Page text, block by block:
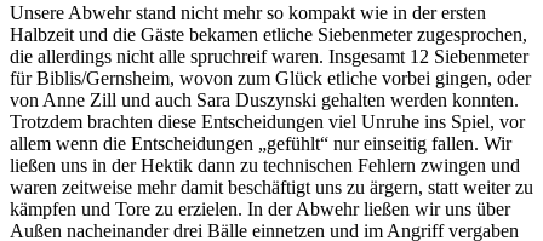
Unsere Abwehr stand nicht mehr so kompakt wie in der ersten
Halbzeit und die Gäste bekamen etliche Siebenmeter zugesprochen,
die allerdings nicht alle spruchreif waren. Insgesamt 12 Siebenmeter
für Biblis/Gernsheim, wovon zum Glück etliche vorbei gingen, oder
von Anne Zill und auch Sara Duszynski gehalten werden konnten.
Trotzdem brachten diese Entscheidungen viel Unruhe ins Spiel, vor
allem wenn die Entscheidungen „gefühlt“ nur einseitig fallen. Wir
ließen uns in der Hektik dann zu technischen Fehlern zwingen und
waren zeitweise mehr damit beschäftigt uns zu ärgern, statt weiter zu
kämpfen und Tore zu erzielen. In der Abwehr ließen wir uns über
Außen nacheinander drei Bälle einnetzen und im Angriff vergaben